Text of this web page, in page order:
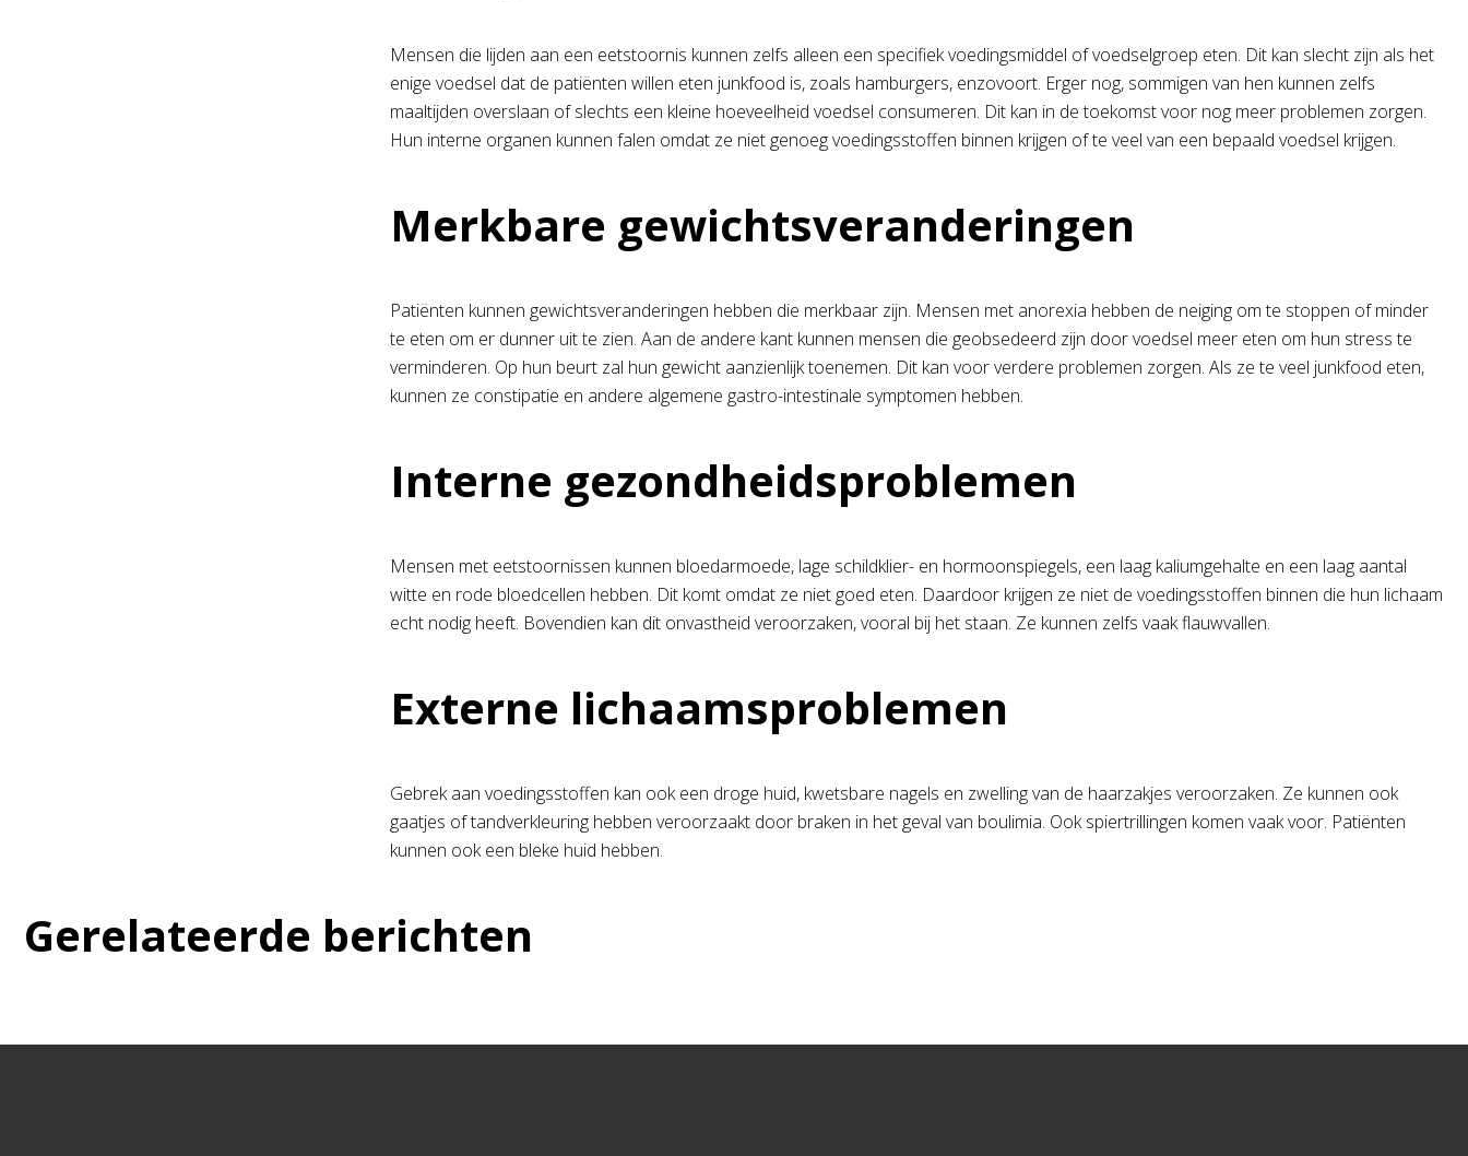
Mensen die lijden aan een eetstoornis kunnen zelfs alleen een specifiek voedingsmiddel of voedselgroep eten. Dit kan slecht zijn als het
enige voedsel dat de patiënten willen eten junkfood is, zoals hamburgers, enzovoort. Erger nog, sommigen van hen kunnen zelfs
maaltijden overslaan of slechts een kleine hoeveelheid voedsel consumeren. Dit kan in de toekomst voor nog meer problemen zorgen.
Hun interne organen kunnen falen omdat ze niet genoeg voedingsstoffen binnen krijgen of te veel van een bepaald voedsel krijgen.
Merkbare gewichtsveranderingen
Patiënten kunnen gewichtsveranderingen hebben die merkbaar zijn. Mensen met anorexia hebben de neiging om te stoppen of minder
te eten om er dunner uit te zien. Aan de andere kant kunnen mensen die geobsedeerd zijn door voedsel meer eten om hun stress te
verminderen. Op hun beurt zal hun gewicht aanzienlijk toenemen. Dit kan voor verdere problemen zorgen. Als ze te veel junkfood eten,
kunnen ze constipatie en andere algemene gastro-intestinale symptomen hebben.
Interne gezondheidsproblemen
Mensen met eetstoornissen kunnen bloedarmoede, lage schildklier- en hormoonspiegels, een laag kaliumgehalte en een laag aantal
witte en rode bloedcellen hebben. Dit komt omdat ze niet goed eten. Daardoor krijgen ze niet de voedingsstoffen binnen die hun lichaam
echt nodig heeft. Bovendien kan dit onvastheid veroorzaken, vooral bij het staan. Ze kunnen zelfs vaak flauwvallen.
Externe lichaamsproblemen
Gebrek aan voedingsstoffen kan ook een droge huid, kwetsbare nagels en zwelling van de haarzakjes veroorzaken. Ze kunnen ook
gaatjes of tandverkleuring hebben veroorzaakt door braken in het geval van boulimia. Ook spiertrillingen komen vaak voor. Patiënten
kunnen ook een bleke huid hebben.
Gerelateerde berichten